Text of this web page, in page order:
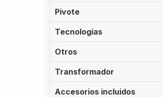
Pivote
Tecnologías
Otros
Transformador
Accesorios incluidos